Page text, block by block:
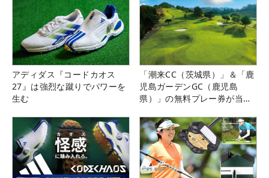
アディダス『コードカオス
27』は強烈な蹴りでパワーを
生む
「潮来CC（茨城県）」＆「鹿
児島ガーデンGC（鹿児島
県）」の無料プレー券が当た